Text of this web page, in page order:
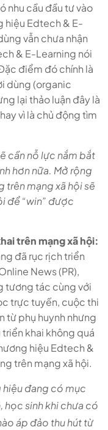
nhu cầu đầu tư vào
hiệu Edtech & E-
vẫn chưa nhận
& E-Learning nói
điểm đó chính là
dùng (organic
lại thảo luận đây là
vì là chủ động tìm
cần nỗ lực nắm bắt
hơn nữa. Mở rộng
trên mạng xã hội sẽ
để “win” được
trên mạng xã hội:
đã rục rịch triển
News (PR),
tương tác cùng với
trực tuyến, cuộc thi
từ phụ huynh nhưng
khai không quá
hiệu Edtech &
trên mạng xã hội.
đang có mục
học sinh khi chưa có
áp đảo thu hút từ